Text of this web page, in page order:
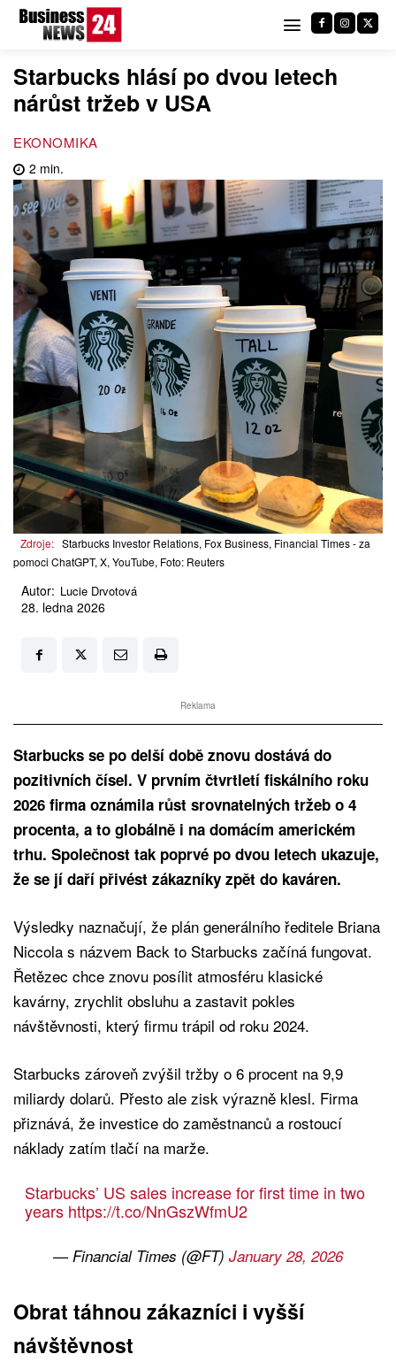
Starbucks hlásí po dvou letech
nárůst tržeb v USA
EKONOMIKA
2 min.
Zdroje: Starbucks Investor Relations, Fox Business, Financial Times - za
pomoci ChatGPT, X, YouTube, Foto: Reuters
Autor: Lucie Drvotová
28. ledna 2026
Reklama
Starbucks se po delší době znovu dostává do
pozitivních čísel. V prvním čtvrtletí fiskálního roku
2026 firma oznámila růst srovnatelných tržeb o 4
procenta, a to globálně i na domácím americkém
trhu. Společnost tak poprvé po dvou letech ukazuje,
že se jí daří přivést zákazníky zpět do kaváren.
Výsledky naznačují, že plán generálního ředitele Briana
Niccola s názvem Back to Starbucks začíná fungovat.
Řetězec chce znovu posílit atmosféru klasické
kavárny, zrychlit obsluhu a zastavit pokles
návštěvnosti, který firmu trápil od roku 2024.
Starbucks zároveň zvýšil tržby o 6 procent na 9,9
miliardy dolarů. Přesto ale zisk výrazně klesl. Firma
přiznává, že investice do zaměstnanců a rostoucí
náklady zatím tlačí na marže.
Starbucks’ US sales increase for first time in two
years https://t.co/NnGszWfmU2
— Financial Times (@FT) January 28, 2026
Obrat táhnou zákazníci i vyšší
návštěvnost